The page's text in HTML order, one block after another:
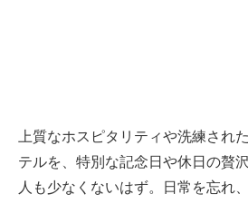
上質なホスピタリティや洗練され
テルを、特別な記念日や休日の贅
人も少なくないはず。日常を忘れ